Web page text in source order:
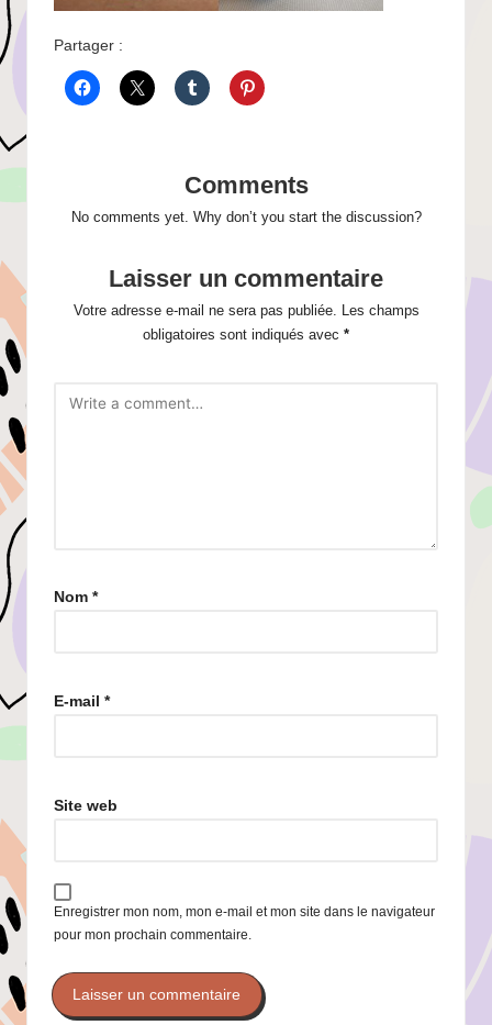
Partager :
Comments
No comments yet. Why don’t you start the discussion?
Laisser un commentaire
Votre adresse e-mail ne sera pas publiée.
Les champs
obligatoires sont indiqués avec *
Nom *
E-mail *
Site web
Enregistrer mon nom, mon e-mail et mon site dans le navigateur
pour mon prochain commentaire.